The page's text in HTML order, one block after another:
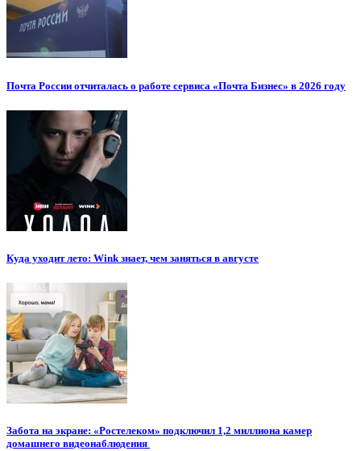
Почта России отчиталась о работе сервиса «Почта Бизнес» в 2026 году
Куда уходит лето: Wink знает, чем заняться в августе
Забота на экране: «Ростелеком» подключил 1,2 миллиона камер
домашнего видеонаблюдения